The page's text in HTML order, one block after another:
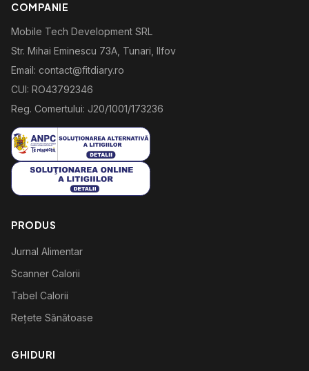
COMPANIE
Mobile Tech Development SRL
Str. Mihai Eminescu 73A, Tunari, Ilfov
Email: contact@fitdiary.ro
CUI: RO43792346
Reg. Comertului: J20/1001/173236
PRODUS
Jurnal Alimentar
Scanner Calorii
Tabel Calorii
Rețete Sănătoase
GHIDURI